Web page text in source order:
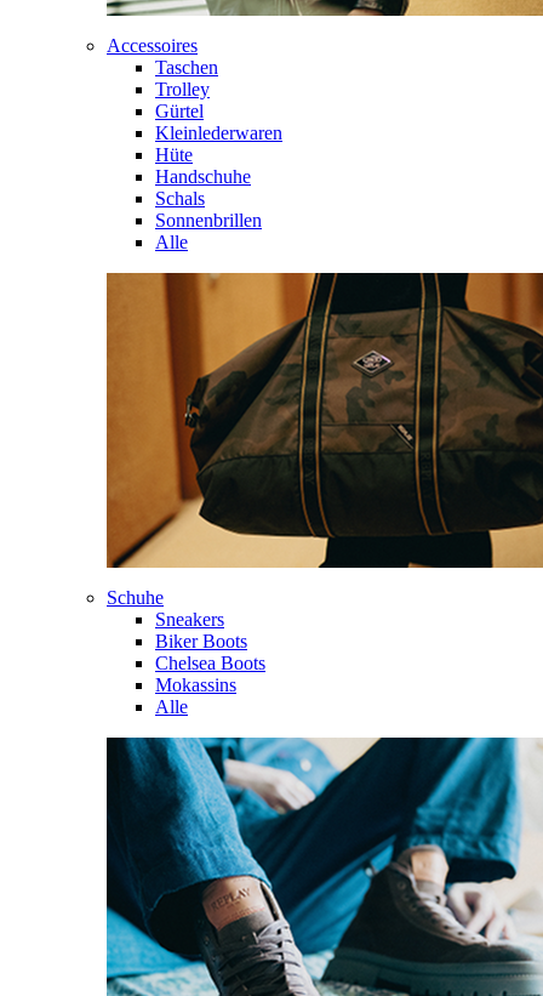
Accessoires
Taschen
Trolley
Gürtel
Kleinlederwaren
Hüte
Handschuhe
Schals
Sonnenbrillen
Alle
Schuhe
Sneakers
Biker Boots
Chelsea Boots
Mokassins
Alle